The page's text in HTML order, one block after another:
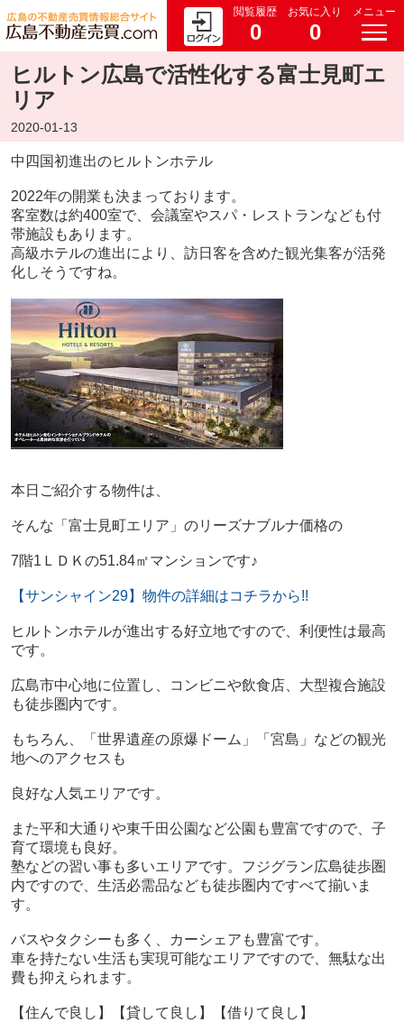
閲覧履歴
0
お気に入り
0
メニュー
ヒルトン広島で活性化する富士見町エ
リア
2020-01-13
中四国初進出のヒルトンホテル
2022年の開業も決まっております。
客室数は約400室で、会議室やスパ・レストランなども付
帯施設もあります。
高級ホテルの進出により、訪日客を含めた観光集客が活発
化しそうですね。
本日ご紹介する物件は、
そんな「富士見町エリア」のリーズナブルナ価格の
7階1ＬＤＫの51.84㎡マンションです♪
【サンシャイン29】物件の詳細はコチラから!!
ヒルトンホテルが進出する好立地ですので、利便性は最高
です。
広島市中心地に位置し、コンビニや飲食店、大型複合施設
も徒歩圏内です。
もちろん、「世界遺産の原爆ドーム」「宮島」などの観光
地へのアクセスも
良好な人気エリアです。
また平和大通りや東千田公園など公園も豊富ですので、子
育て環境も良好。
塾などの習い事も多いエリアです。フジグラン広島徒歩圏
内ですので、生活必需品なども徒歩圏内ですべて揃いま
す。
バスやタクシーも多く、カーシェアも豊富です。
車を持たない生活も実現可能なエリアですので、無駄な出
費も抑えられます。
【住んで良し】【貸して良し】【借りて良し】